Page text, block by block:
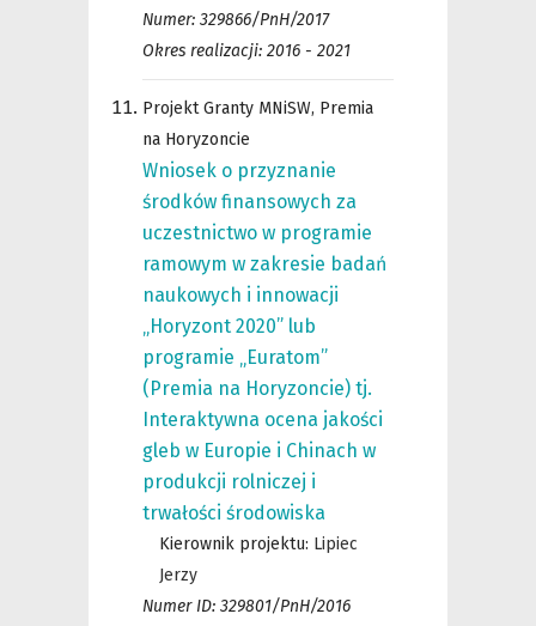
Numer: 329866/PnH/2017
Okres realizacji: 2016 - 2021
Projekt Granty MNiSW, Premia
na Horyzoncie
Wniosek o przyznanie
środków finansowych za
uczestnictwo w programie
ramowym w zakresie badań
naukowych i innowacji
„Horyzont 2020” lub
programie „Euratom”
(Premia na Horyzoncie) tj.
Interaktywna ocena jakości
gleb w Europie i Chinach w
produkcji rolniczej i
trwałości środowiska
Kierownik projektu: Lipiec
Jerzy
Numer ID: 329801/PnH/2016